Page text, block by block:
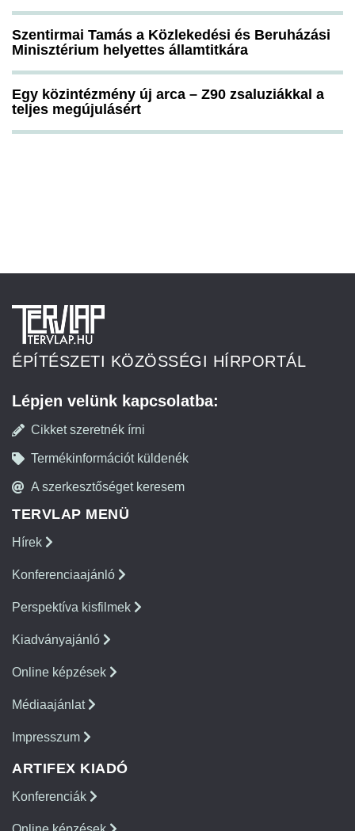
Szentirmai Tamás a Közlekedési és Beruházási
Minisztérium helyettes államtitkára
Egy közintézmény új arca – Z90 zsaluziákkal a
teljes megújulásért
ÉPÍTÉSZETI KÖZÖSSÉGI HÍRPORTÁL
Lépjen velünk kapcsolatba:
Cikket szeretnék írni
Termékinformációt küldenék
A szerkesztőséget keresem
TERVLAP MENÜ
Hírek
Konferenciaajánló
Perspektíva kisfilmek
Kiadványajánló
Online képzések
Médiaajánlat
Impresszum
ARTIFEX KIADÓ
Konferenciák